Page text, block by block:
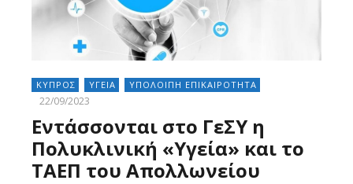
ΚΥΠΡΟΣ ΥΓΕΙΑ ΥΠΟΛΟΙΠΗ ΕΠΙΚΑΙΡΟΤΗΤΑ
22/09/2023
Εντάσσονται στο ΓεΣΥ η
Πολυκλινική «Υγεία» και το
ΤΑΕΠ του Απολλωνείου